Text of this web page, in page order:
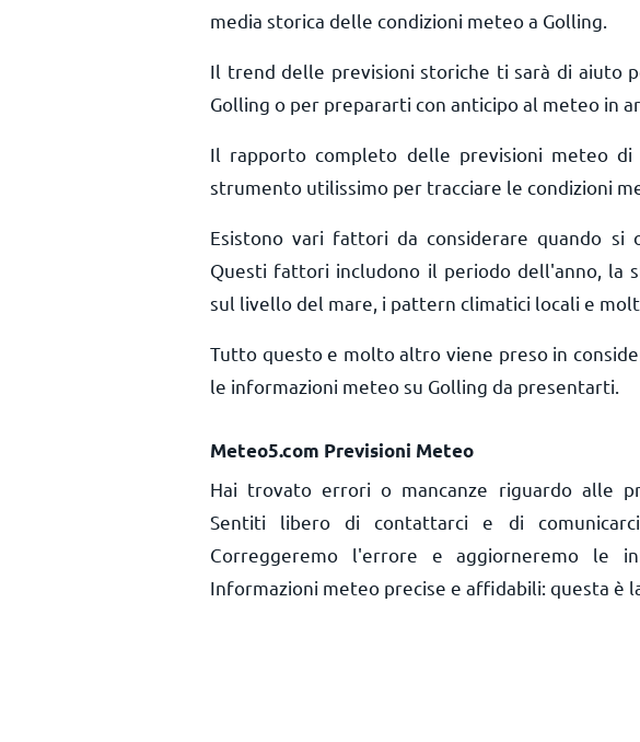
media storica delle condizioni meteo a Golling.
Il trend delle previsioni storiche ti sarà di aiuto
Golling o per prepararti con anticipo al meteo in
Il rapporto completo delle previsioni meteo
strumento utilissimo per tracciare le condizioni
Esistono vari fattori da considerare quando si
Questi fattori includono il periodo dell'anno, la
sul livello del mare, i pattern climatici locali e
Tutto questo e molto altro viene preso in
le informazioni meteo su Golling da presentarti.
Meteo5.com Previsioni Meteo
Hai trovato errori o mancanze riguardo alle
Sentiti libero di contattarci e di
Correggeremo l'errore e aggiorneremo le
Informazioni meteo precise e affidabili: questa è